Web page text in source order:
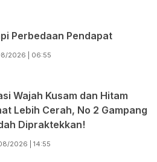
Perbedaan Pendapat
2026 | 06:55
Wajah Kusam dan Hitam
Lebih Cerah, No 2 Gampang
Dipraktekkan!
2026 | 14:55